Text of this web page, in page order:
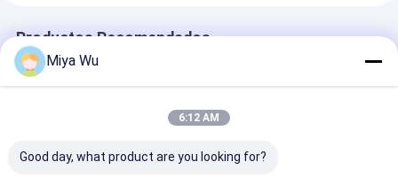
Productos Recomendados
Miya Wu
6:12 AM
Good day, what product are you looking for?